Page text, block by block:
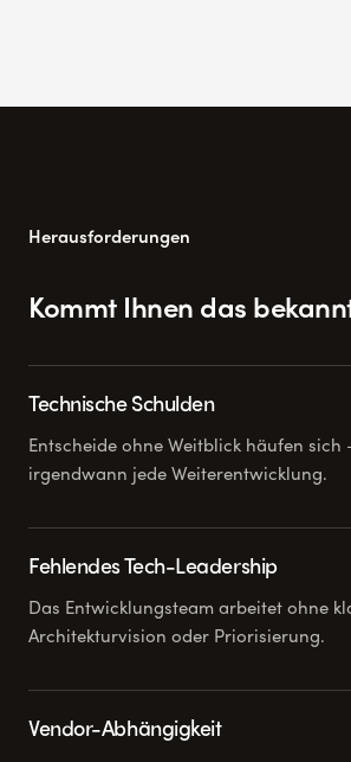
Herausforderungen
Kommt Ihnen das
Technische Schulden
Entscheide ohne Weitblick häufen sich
irgendwann jede Weiterentwicklung.
Fehlendes Tech-Leadership
Das Entwicklungsteam arbeitet ohne
Architekturvision oder Priorisierung.
Vendor-Abhängigkeit